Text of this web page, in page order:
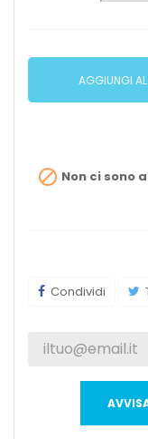
AGGIUNGI
 Non ci sono
Condividi